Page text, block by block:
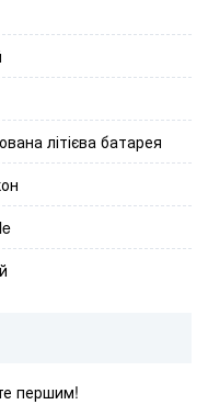
літієва батарея
першим!